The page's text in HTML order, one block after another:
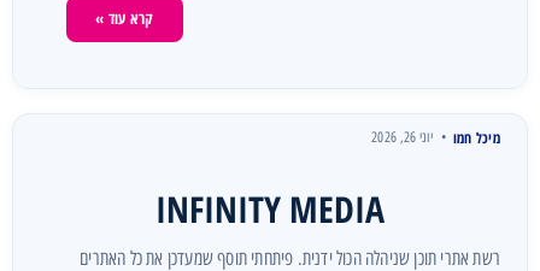
קרא עוד »
INFINITY MEDIA
רשת אתרי תוכן שניהלה הכול ידנית. פיתחתי תוסף שמעדכן את כל האתרים
מיכל חמו יוני 26, 2026